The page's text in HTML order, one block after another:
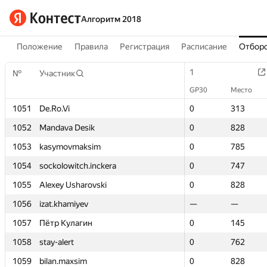
Алгоритм 2018
Положение Правила Регистрация Расписание
№ Участник 1
GP30 Место
1051 De.Ro.Vi 0
313
1052
Mandava Desik 0
828
1053
kasymovmaksim 0
785
1054
sockolowitch.inckera 0
747
1055
Alexey Usharovski 0
828
1056
izat.khamiyev —
—
1057
Пётр Кулагин 0
145
1058
stay-alert 0
762
1059
bilan.maxsim 0 828
№ Участник 1
GP30 Место
1051 De.Ro.Vi 0
313
1052
Mandava Desik 0
828
1053
kasymovmaksim 0
785
1054
sockolowitch.inckera 0
747
1055
Alexey Usharovski 0
828
1056
izat.khamiyev —
—
1057
Пётр Кулагин 0
145
1058
stay-alert 0
762
1059
bilan.maxsim 0 828